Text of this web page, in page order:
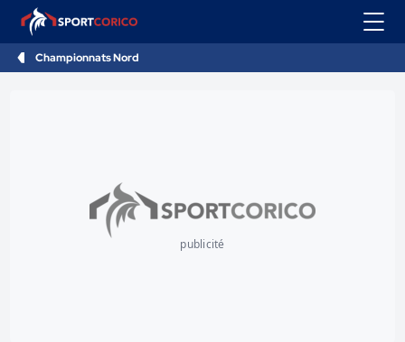
Championnats Nord
publicité